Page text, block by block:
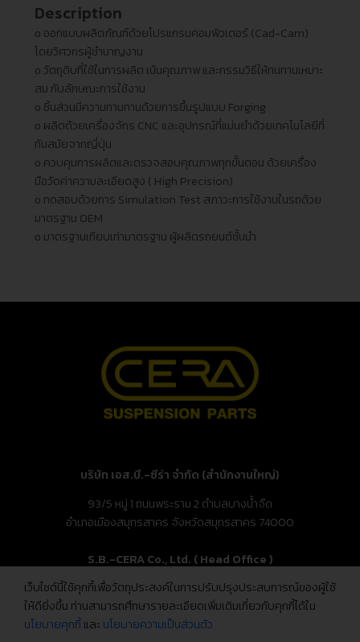
Description
ᴏ ออกแบบผลิตภัณฑ์ด้วยโปรแกรมคอมพิวเตอร์ (Cad-Cam)
โดยวิศวกรผู้ชำนาญงาน
ᴏ วัตถุดิบที่ใช้ในการผลิต เน้นคุณภาพ และกรรมวิธีให้ทนทานเหมาะ
สม กับลักษณะการใช้งาน
ᴏ ชิ้นส่วนมีความทานทานด้วยการขึ้นรูปแบบ Forging
ᴏ ผลิตด้วยเครื่องจักร CNC และอุปกรณ์ที่แม่นยำด้วยเทคโนโลยีที่
ทันสมัยจากญี่ปุ่น
ᴏ ควบคุมการผลิตและตรวจสอบคุณภาพทุกขั้นตอน ด้วยเครื่อง
มือวัดค่าความละเอียดสูง ( High Precision)
ᴏ ทดสอบด้วยการ Simulation Test สภาวะการใช้งานในรถด้วย
มาตรฐาน OEM
ᴏ มาตรฐานเทียบเท่ามาตรฐาน ผู้ผลิตรถยนต์ชั้นนำ
บริษัท เอส.บี.-ซีร่า จำกัด (สำนักงานใหญ่)
93/5 หมู่ 1 ถนนพระราม 2 ตำบลบางน้ำจืด
อำเภอเมืองสมุทรสาคร จังหวัดสมุทรสาคร 74000
S.B.-CERA Co., Ltd. ( Head Office )
93/5 Moo.1, Rama 2 Rd., Bang Nam Chuet,
Mueang Samut Sakhon, Samut Sakhon 74000, Thailand
เว็บไซต์นี้ใช้คุกกี้เพื่อวัตถุประสงค์ในการปรับปรุงประสบการณ์ของผู้ใช้
ให้ดียิ่งขึ้น ท่านสามารถศึกษารายละเอียดเพิ่มเติมเกี่ยวกับคุกกี้ได้ใน
นโยบายคุกกี้และ นโยบายความเป็นส่วนตัว